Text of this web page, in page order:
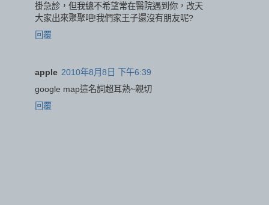
掛急診，但我總不希望常在醫院遇到你，改天
大家出來聚聚吧!我們家王子還沒有朋友呢?
回覆
apple 2010年8月8日 下午6:39
google map這名詞超耳熟~親切
回覆